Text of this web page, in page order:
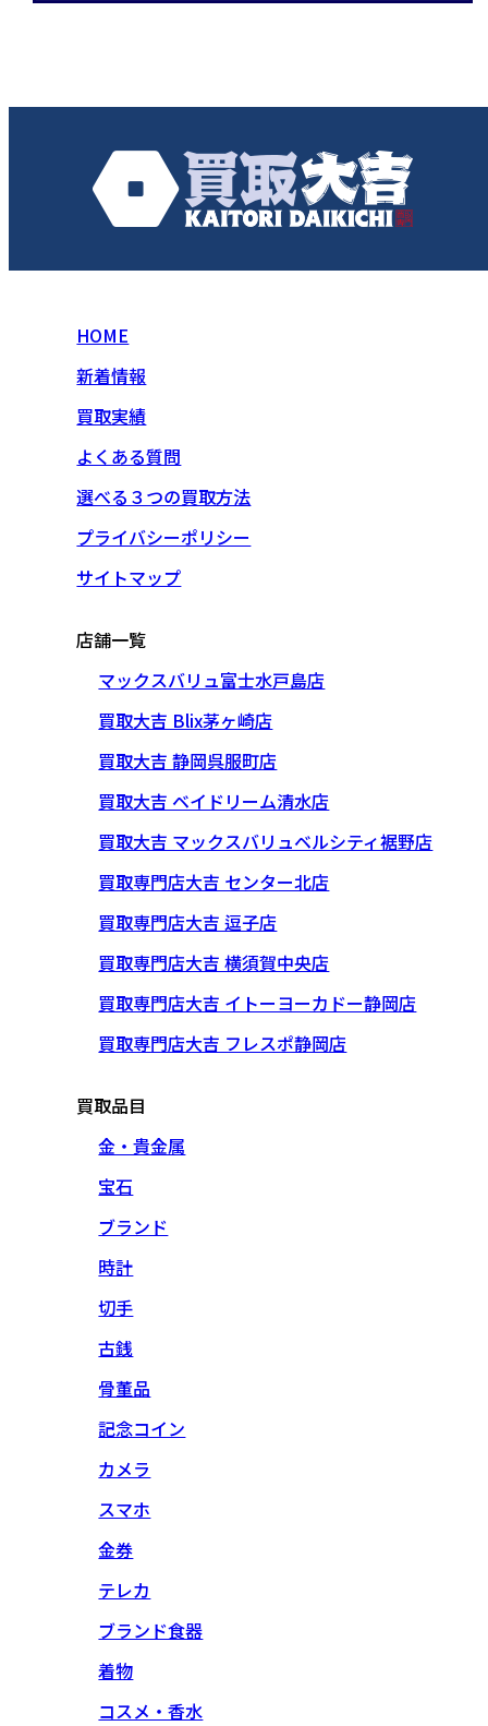
HOME
新着情報
買取実績
よくある質問
選べる３つの買取方法
プライバシーポリシー
サイトマップ
店舗一覧
マックスバリュ富士水戸島店
買取大吉 Blix茅ヶ崎店
買取大吉 静岡呉服町店
買取大吉 ベイドリーム清水店
買取大吉 マックスバリュベルシティ裾野店
買取専門店大吉 センター北店
買取専門店大吉 逗子店
買取専門店大吉 横須賀中央店
買取専門店大吉 イトーヨーカドー静岡店
買取専門店大吉 フレスポ静岡店
買取品目
金・貴金属
宝石
ブランド
時計
切手
古銭
骨董品
記念コイン
カメラ
スマホ
金券
テレカ
ブランド食器
着物
コスメ・香水